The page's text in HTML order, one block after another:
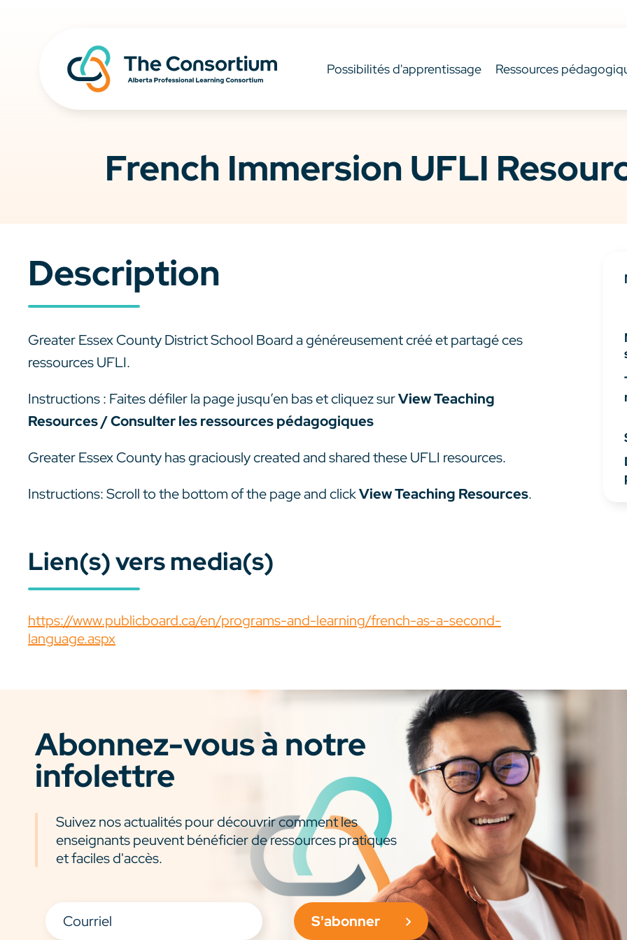
Possibilités d'apprentissage Ressources
French Immersion UFLI
Description
Greater Essex County District School Board a généreusement créé et partagé ces
ressources UFLI.
Instructions : Faites défiler la page jusqu’en bas et cliquez surView Teaching
Resources/ Consulter les ressources pédagogiques
Greater Essex County has graciously created and shared these UFLI resources.
Instructions: Scroll to the bottom of the page and clickView Teaching Resources.
Lien(s) vers media(s)
https://www.publicboard.ca/en/programs-and-learning/french-as-a-second-
language.aspx
Abonnez-vous à notre
infolettre
Suivez nos actualités pour découvrir comment les
enseignants peuvent bénéficier de ressources pratiques
et faciles d'accès.
S'abonner